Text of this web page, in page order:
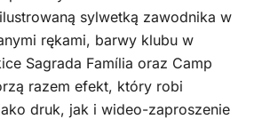
sylwetką zawodnika w
rękami, barwy klubu w
Sagrada Família oraz Camp
razem efekt, który robi
druk, jak i wideo-zaproszenie